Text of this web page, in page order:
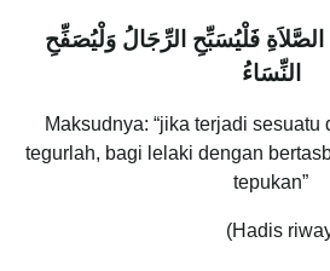
فَلْيُسَبِّحِ الرِّجَالُ وَلْيُصَفِّحِ
النِّسَاءُ
Maksudnya: “jika terjadi sesuatu
tegurlah, bagi lelaki dengan
tepukan”
(Hadis